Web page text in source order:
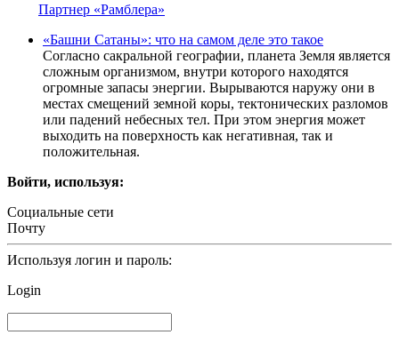
Партнер «Рамблера»
«Башни Сатаны»: что на самом деле это такое
Согласно сакральной географии, планета Земля является
сложным организмом, внутри которого находятся
огромные запасы энергии. Вырываются наружу они в
местах смещений земной коры, тектонических разломов
или падений небесных тел. При этом энергия может
выходить на поверхность как негативная, так и
положительная.
Войти, используя:
Социальные сети
Почту
Используя логин и пароль:
Login